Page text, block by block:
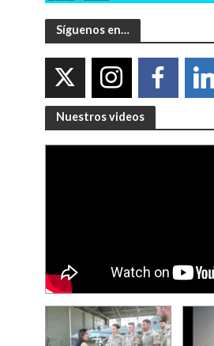
Síguenos en…
Nuestros videos